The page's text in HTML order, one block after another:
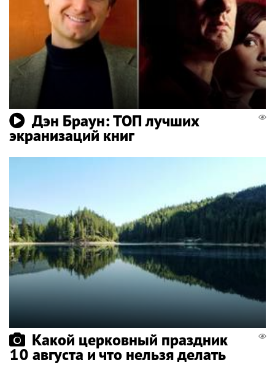
Дэн Браун: ТОП лучших
экранизаций книг
Какой церковный праздник
10 августа и что нельзя делать